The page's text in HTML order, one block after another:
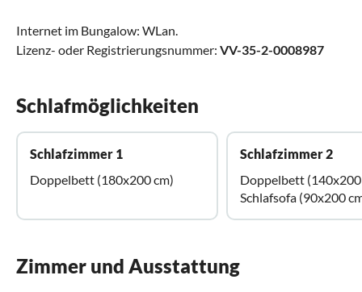
Internet im Bungalow: WLan.
Lizenz- oder Registrierungsnummer: VV-35-2-0008987
Schlafmöglichkeiten
Schlafzimmer 1
Doppelbett (180x200 cm)
Schlafzimmer 2
Doppelbett (140x200
Schlafsofa (90x200
Zimmer und Ausstattung